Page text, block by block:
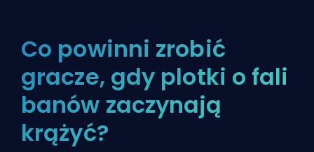
Co powinni zrobić
gracze, gdy plotki o fali
banów zaczynają
krążyć?